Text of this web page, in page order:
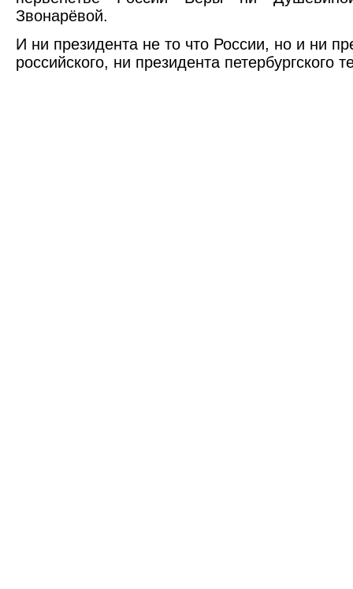
Звонарёвой.
И ни президента не то что России, но и ни
российского, ни президента петербургского